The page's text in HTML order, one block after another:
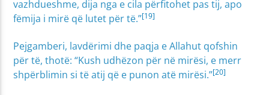
vazhdueshme, dija nga e cila përfitohet pas tij, apo
fëmija i mirë që lutet për të.”[19]
Pejgamberi, lavdërimi dhe paqja e Allahut qofshin
për të, thotë: “Kush udhëzon për në mirësi, e merr
shpërblimin si të atij që e punon atë mirësi.”[20]